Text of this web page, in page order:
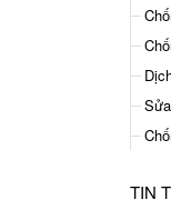
TIN